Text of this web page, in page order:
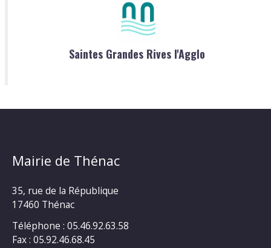
Saintes Grandes Rives l'Agglo
Mairie de Thénac
35, rue de la République
17460 Thénac
Téléphone : 05.46.92.63.58
Fax : 05.92.46.68.45